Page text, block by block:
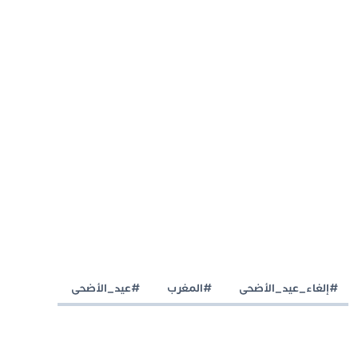
#إلغاء_عيد_الأضحى #المغرب #عيد_الأضحى